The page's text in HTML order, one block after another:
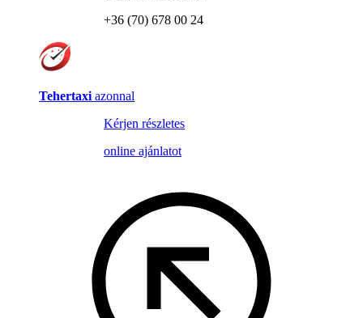
+36 (70) 678 00 24
Tehertaxi azonnal
Kérjen részletes
online ajánlatot